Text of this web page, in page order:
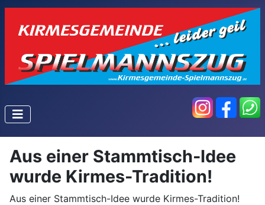
Aus einer Stammtisch-Idee
wurde Kirmes-Tradition!
Aus einer Stammtisch-Idee wurde Kirmes-Tradition!